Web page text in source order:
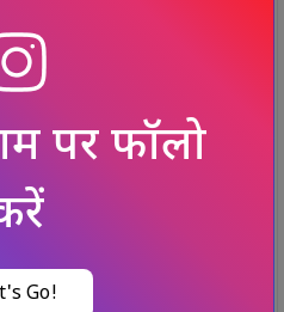
पर फॉलो
Go!
लेकिन